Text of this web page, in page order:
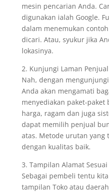
mesin pencarian Anda.
digunakan ialah Google.
dalam menemukan
dicari. Atau, syukur jika
lokasinya.
2. Kunjungi Laman
Nah, dengan
Anda akan mengamati
menyediakan paket-
harga, ragam dan juga
dapat memilih penjual
atas. Metode urutan yang
dengan kualitas baik.
3. Tampilan Alamat
Sebagai pembeli tentu
tampilan Toko atau